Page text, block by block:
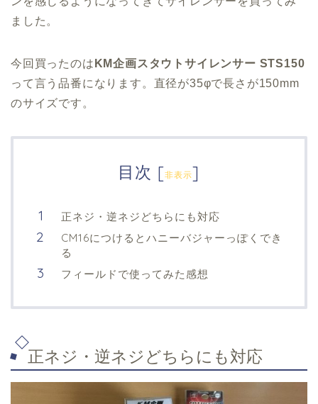
ました。
今回買ったのは KM企画スタウトサイレンサー STS150
って言う品番になります。直径が35φで長さが150mm
のサイズです。
目次 [非表示]
正ネジ・逆ネジどちらにも対応
CM16につけるとハニーバジャーっぽくでき
る
フィールドで使ってみた感想
正ネジ・逆ネジどちらにも対応